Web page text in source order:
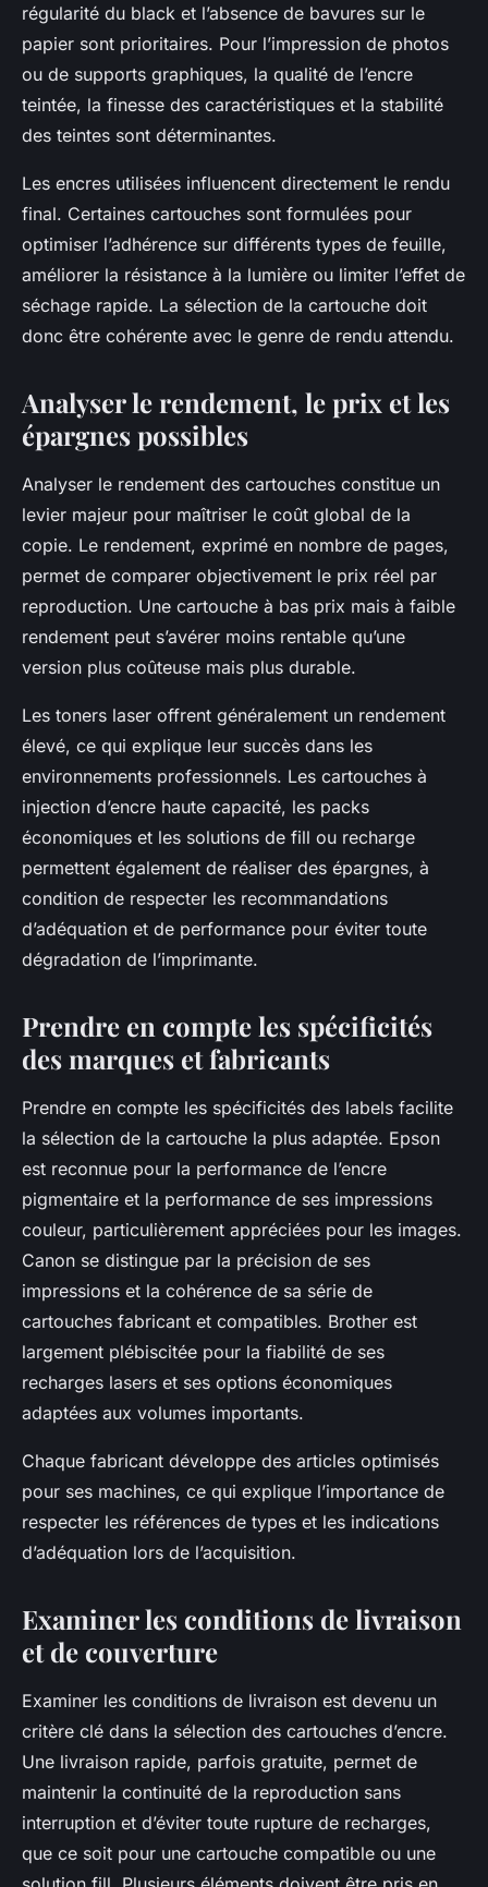
régularité du black et l’absence de bavures sur le
papier sont prioritaires. Pour l’impression de photos
ou de supports graphiques, la qualité de l’encre
teintée, la finesse des caractéristiques et la stabilité
des teintes sont déterminantes.
Les encres utilisées influencent directement le rendu
final. Certaines cartouches sont formulées pour
optimiser l’adhérence sur différents types de feuille,
améliorer la résistance à la lumière ou limiter l’effet de
séchage rapide. La sélection de la cartouche doit
donc être cohérente avec le genre de rendu attendu.
Analyser le rendement, le prix et les
épargnes possibles
Analyser le rendement des cartouches constitue un
levier majeur pour maîtriser le coût global de la
copie. Le rendement, exprimé en nombre de pages,
permet de comparer objectivement le prix réel par
reproduction. Une cartouche à bas prix mais à faible
rendement peut s’avérer moins rentable qu’une
version plus coûteuse mais plus durable.
Les toners laser offrent généralement un rendement
élevé, ce qui explique leur succès dans les
environnements professionnels. Les cartouches à
injection d’encre haute capacité, les packs
économiques et les solutions de fill ou recharge
permettent également de réaliser des épargnes, à
condition de respecter les recommandations
d’adéquation et de performance pour éviter toute
dégradation de l’imprimante.
Prendre en compte les spécificités
des marques et fabricants
Prendre en compte les spécificités des labels facilite
la sélection de la cartouche la plus adaptée. Epson
est reconnue pour la performance de l’encre
pigmentaire et la performance de ses impressions
couleur, particulièrement appréciées pour les images.
Canon se distingue par la précision de ses
impressions et la cohérence de sa série de
cartouches fabricant et compatibles. Brother est
largement plébiscitée pour la fiabilité de ses
recharges lasers et ses options économiques
adaptées aux volumes importants.
Chaque fabricant développe des articles optimisés
pour ses machines, ce qui explique l’importance de
respecter les références de types et les indications
d’adéquation lors de l’acquisition.
Examiner les conditions de livraison
et de couverture
Examiner les conditions de livraison est devenu un
critère clé dans la sélection des cartouches d’encre.
Une livraison rapide, parfois gratuite, permet de
maintenir la continuité de la reproduction sans
interruption et d’éviter toute rupture de recharges,
que ce soit pour une cartouche compatible ou une